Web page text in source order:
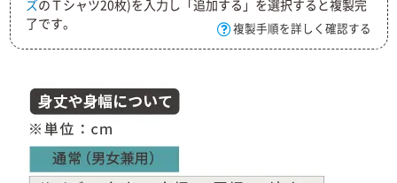
ズのＴシャツ20枚)を入力し「追加する」を選択すると複製完
了です。
複製手順を詳しく確認する